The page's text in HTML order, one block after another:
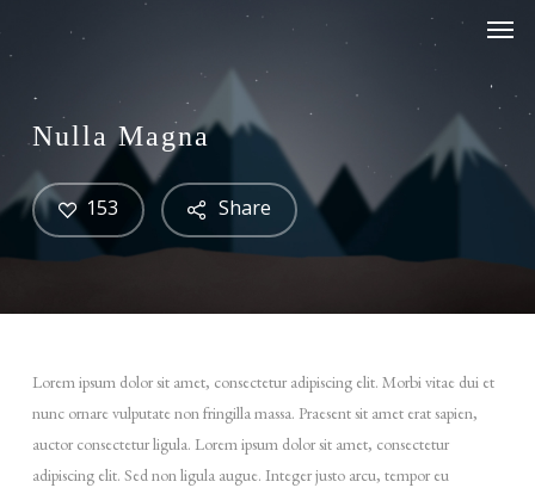
content
Nulla Magna
Share
153
Lorem ipsum dolor sit amet, consectetur adipiscing elit. Morbi vitae dui et
nunc ornare vulputate non fringilla massa. Praesent sit amet erat sapien,
auctor consectetur ligula. Lorem ipsum dolor sit amet, consectetur
adipiscing elit. Sed non ligula augue. Integer justo arcu, tempor eu